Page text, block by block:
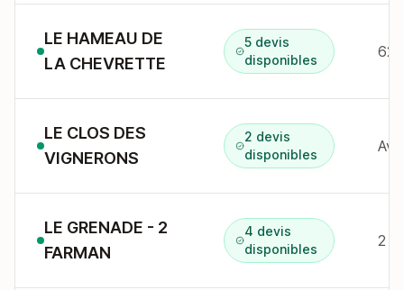
LE HAMEAU DE
LA CHEVRETTE
5 devis
disponibles
62
LE CLOS DES
VIGNERONS
2 devis
disponibles
LE GRENADE - 2
FARMAN
4 devis
disponibles
2 r